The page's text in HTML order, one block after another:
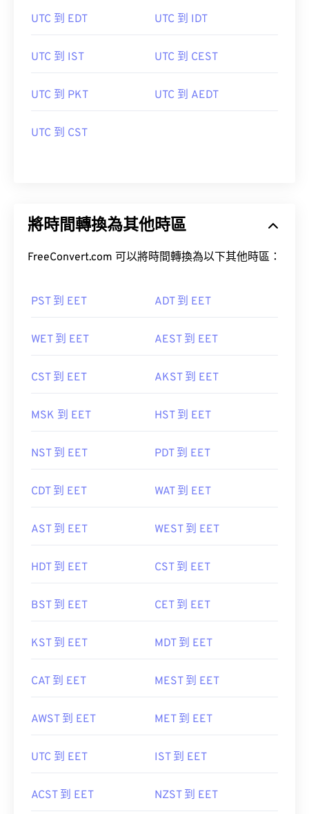
UTC 到 EDT UTC 到 IDT
UTC 到 IST UTC 到 CEST
UTC 到 PKT UTC 到 AEDT
UTC 到 CST
將時間轉換為其他時區
FreeConvert.com 可以將時間轉換為以下其他時區：
PST 到 EET ADT 到 EET
WET 到 EET AEST 到 EET
CST 到 EET AKST 到 EET
MSK 到 EET HST 到 EET
NST 到 EET PDT 到 EET
CDT 到 EET WAT 到 EET
AST 到 EET WEST 到 EET
HDT 到 EET CST 到 EET
BST 到 EET CET 到 EET
KST 到 EET MDT 到 EET
CAT 到 EET MEST 到 EET
AWST 到 EET MET 到 EET
UTC 到 EET IST 到 EET
ACST 到 EET NZST 到 EET